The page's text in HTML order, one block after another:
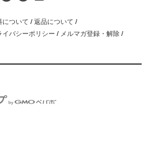
について / 返品について /
イバシーポリシー / メルマガ登録・解除 /